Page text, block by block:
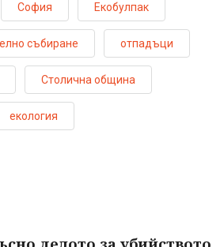
София Екобулпак
събиране отпадъци
Столична община
екология